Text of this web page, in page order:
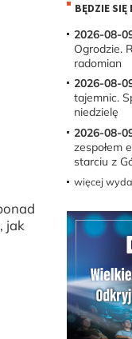
jak
BĘDZIE SIĘ
2026-08-
Ogrodzie.
radomian
2026-08-
tajemnic.
niedzielę
2026-08-
zespołem
starciu z
więcej